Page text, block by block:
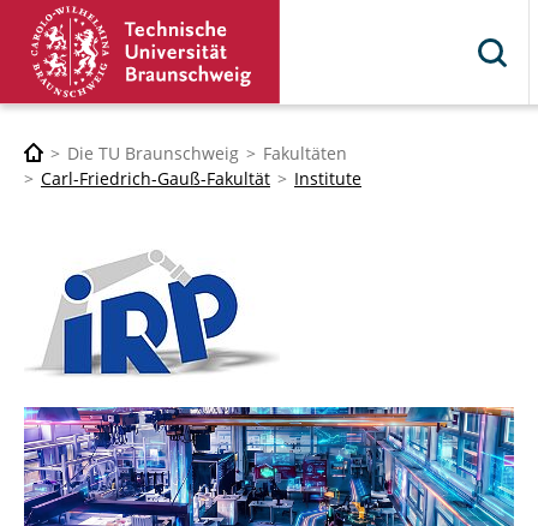
Die TU Braunschweig
Fakultäten
Carl-Friedrich-Gauß-Fakultät
Institute